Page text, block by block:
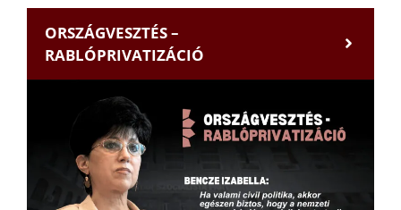
ORSZÁGVESZTÉS –
RABLÓPRIVATIZÁCIÓ